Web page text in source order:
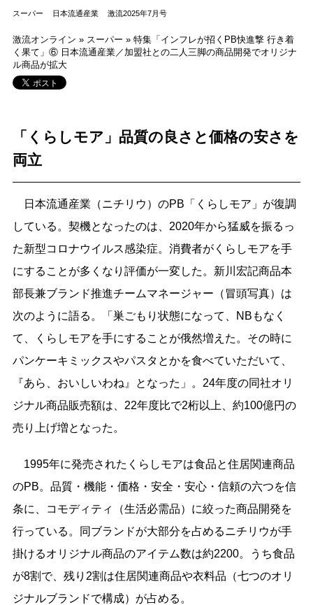
スーパー 日本流通産業 激流2025年7月号
激流オンライン » スーパー » 特集「インフレが招くPB快進撃 行き着
く果て」⑥ 日本流通産業／加盟社との二人三脚の商品開発でオリジナ
ル商品が拡大
「くらしモア」品質の良さと価格の安さを
両立
日本流通産業（ニチリウ）のPB「くらしモア」が復調
している。契機となったのは、2020年から猛威を振るっ
た新型コロナウイルス感染症。消費者がくらしモアを手
にすることが多くなり評価が一変した。新川宏記商品本
部長兼ブランド推進チームマネージャー（冒頭写真）は
次のように語る。「巣ごもり状態になって、NBもなく
て、くらしモアを手にすることが俄然増えた。その時に
パンケーキミックスやパスタとかを食べていただいて、
『あら、おいしいわね』となった」。24年度の同社オリ
ジナル商品販売額は、22年度比で2桁以上、約100億円の
売り上げ増となった。
1995年に発売されたくらしモアは食品と住居関連商品
のPB。品質・機能・価格・安全・安心・信頼の六つを信
条に、コモディティ（生活必需品）に絞った商品開発を
行っている。同ブランドが大部分を占めるニチリウが手
掛けるオリジナル商品のアイテム数は約2200。うち食品
が8割で、残り2割は住居関連商品や衣料品（七つのオリ
ジナルブランドで構成）が占める。